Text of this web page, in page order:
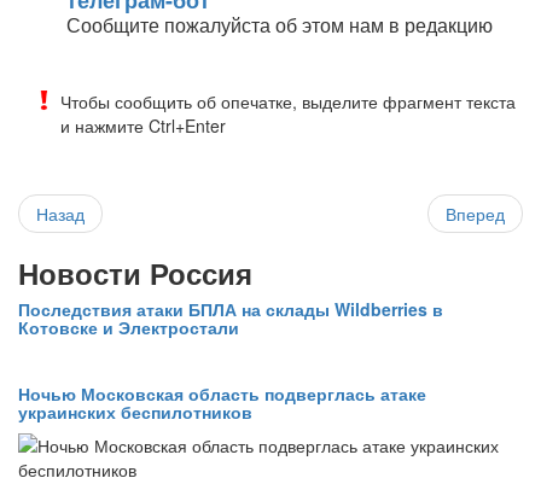
Сообщите пожалуйста об этом нам в редакцию
Чтобы сообщить об опечатке, выделите фрагмент текста
и нажмите Ctrl+Enter
Назад Вперед
Новости Россия
Последствия атаки БПЛА на склады Wildberries в
Котовске и Электростали
Ночью Московская область подверглась атаке
украинских беспилотников